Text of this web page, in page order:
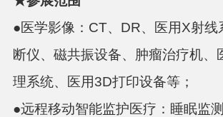
●医学影像： CT、DR、医用X射线
断仪、磁共振设备、肿瘤治疗机、
理系统、医用3D打印设备等；
●远程移动智能监护医疗： 睡眠监